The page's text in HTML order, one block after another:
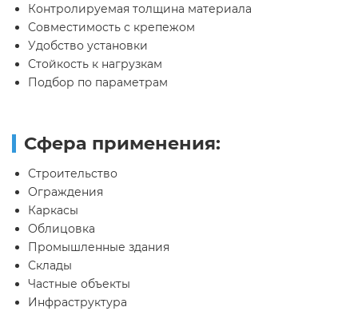
Контролируемая толщина материала
Совместимость с крепежом
Удобство установки
Стойкость к нагрузкам
Подбор по параметрам
Сфера применения:
Строительство
Ограждения
Каркасы
Облицовка
Промышленные здания
Склады
Частные объекты
Инфраструктура